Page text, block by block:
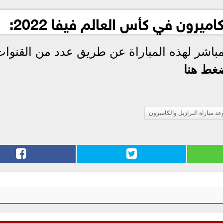
في كأس العالم فيفا 2022:
لهذه المباراة عن طريق عدد من
هنا
مباراة البرازيل والكاميرون